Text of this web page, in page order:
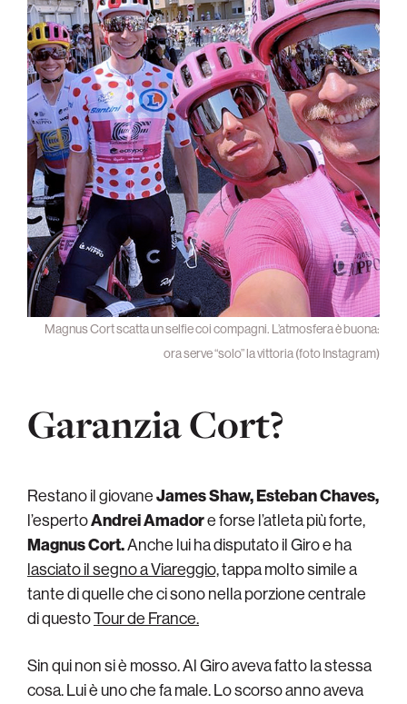
Magnus Cort scatta un selfie coi compagni. L’atmosfera è buona:
ora serve “solo” la vittoria (foto Instagram)
Garanzia Cort?
Restano il giovaneJames Shaw,Esteban Chaves,
l’espertoAndrei Amadore forse l’atleta più forte,
Magnus Cort.Anche lui ha disputato il Giro e ha
lasciato il segno a Viareggio,tappa molto simile a
tante di quelle che ci sono nella porzione centrale
di questoTour de France.
Sin qui non si è mosso. Al Giro aveva fatto la stessa
cosa. Lui è uno che fa male. Lo scorso anno aveva